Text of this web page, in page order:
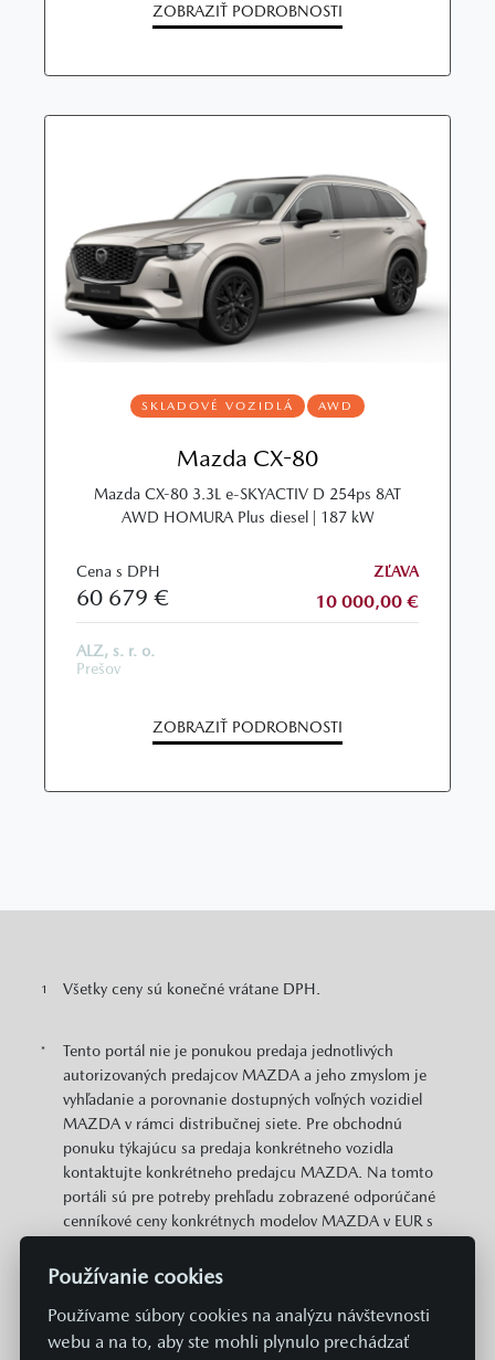
ZOBRAZIŤ PODROBNOSTI
SKLADOVÉ VOZIDLÁ AWD
Mazda CX-80
Mazda CX-80 3.3L e-SKYACTIV D 254ps 8AT
AWD HOMURA Plus diesel | 187 kW
Cena s DPH
60 679 €
ZĽAVA
10 000,00 €
ALZ, s. r. o.
Prešov
ZOBRAZIŤ PODROBNOSTI
1 Všetky ceny sú konečné vrátane DPH.
*
Tento portál nie je ponukou predaja jednotlivých
autorizovaných predajcov MAZDA a jeho zmyslom je
vyhľadanie a porovnanie dostupných voľných vozidiel
MAZDA v rámci distribučnej siete. Pre obchodnú
ponuku týkajúcu sa predaja konkrétneho vozidla
kontaktujte konkrétneho predajcu MAZDA. Na tomto
portáli sú pre potreby prehľadu zobrazené odporúčané
cenníkové ceny konkrétnych modelov MAZDA v EUR s
dostupných cenových zvýhodneniach a akciách v
Zobrazené cena neobsahuje prípravu a aktiváciu vozidla
v systémoch Mazda v hodnote 369 EUR. Hodnoty
Používanie cookies
Používame súbory cookies na analýzu návštevnosti
webu a na to, aby ste mohli plynulo prechádzať